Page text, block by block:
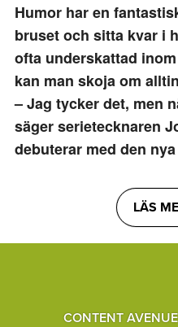
Humor har en
bruset och sitta kvar i
ofta underskattad
kan man skoja om
– Jag tycker det, men
säger serietecknaren
debuterar med den
LÄS
CONTENT